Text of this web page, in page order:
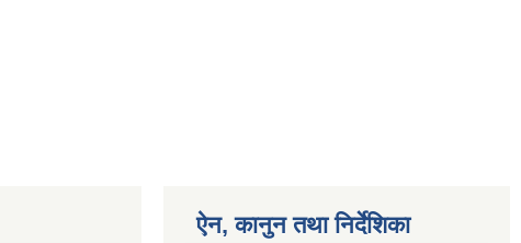
ऐन, कानुन तथा निर्देशिका